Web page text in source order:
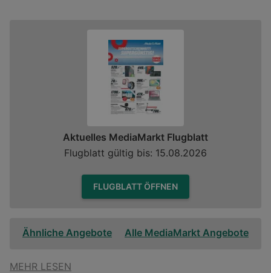
Aktuelles MediaMarkt Flugblatt
Flugblatt gültig bis: 15.08.2026
FLUGBLATT ÖFFNEN
Ähnliche Angebote Alle MediaMarkt Angebote
MEHR LESEN